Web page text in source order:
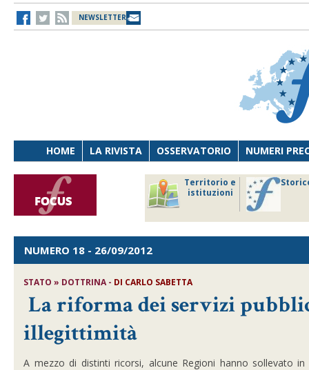
NEWSLETTER
HOME LA RIVISTA OSSERVATORIO NUMERI
Territorio e
istituzioni
NUMERO 18 - 26/09/2012
STATO » DOTTRINA - DI CARLO SABETTA
La riforma dei servizi
illegittimità
A mezzo di distinti ricorsi, alcune Regioni hanno sollevato